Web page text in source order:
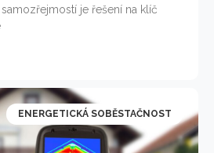
je řešení na klíč
ENERGETICKÁ SOBĚSTAČNOST